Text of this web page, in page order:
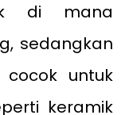
di mana
sedangkan
untuk
keramik